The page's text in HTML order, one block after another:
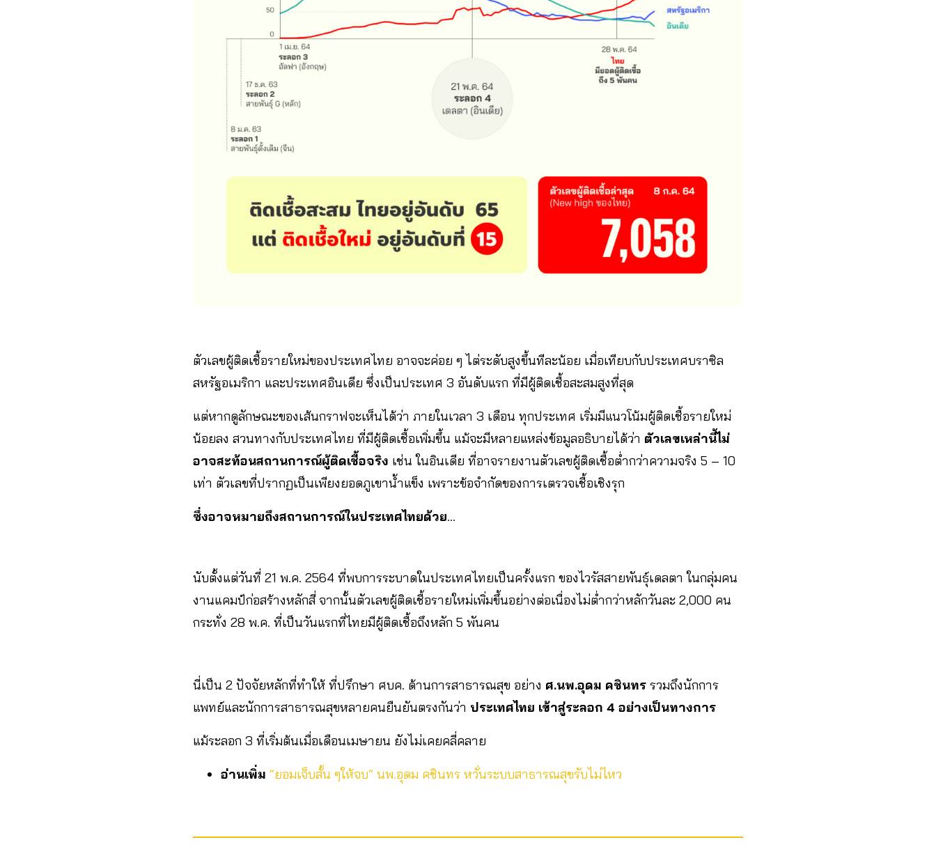
ตัวเลขผู้ติดเชื้อรายใหม่ของประเทศไทย อาจจะค่อย ๆ ไต่ระดับสูงขึ้นทีละน้อย เมื่อเทียบกับประเทศบราซิล
สหรัฐอเมริกา และประเทศอินเดีย ซึ่งเป็นประเทศ 3 อันดับแรก ที่มีผู้ติดเชื้อสะสมสูงที่สุด
แต่หากดูลักษณะของเส้นกราฟจะเห็นได้ว่า ภายในเวลา 3 เดือน ทุกประเทศ เริ่มมีแนวโน้มผู้ติดเชื้อรายใหม่
น้อยลง สวนทางกับประเทศไทย ที่มีผู้ติดเชื้อเพิ่มขึ้น แม้จะมีหลายแหล่งข้อมูลอธิบายได้ว่า ตัวเลขเหล่านี้ไม่
อาจสะท้อนสถานการณ์ผู้ติดเชื้อจริง เช่น ในอินเดีย ที่อาจรายงานตัวเลขผู้ติดเชื้อต่ำกว่าความจริง 5 – 10
เท่า ตัวเลขที่ปรากฏเป็นเพียงยอดภูเขาน้ำแข็ง เพราะข้อจำกัดของการเตรวจเชื้อเชิงรุก
ซึ่งอาจหมายถึงสถานการณ์ในประเทศไทยด้วย…
นับตั้งแต่วันที่ 21 พ.ค. 2564 ที่พบการระบาดในประเทศไทยเป็นครั้งแรก ของไวรัสสายพันธุ์เดลตา ในกลุ่มคน
งานแคมป์ก่อสร้างหลักสี่ จากนั้นตัวเลขผู้ติดเชื้อรายใหม่เพิ่มขึ้นอย่างต่อเนื่องไม่ต่ำกว่าหลักวันละ 2,000 คน
กระทั่ง 28 พ.ค. ที่เป็นวันแรกที่ไทยมีผู้ติดเชื้อถึงหลัก 5 พันคน
นี่เป็น 2 ปัจจัยหลักที่ทำให้ ที่ปรึกษา ศบค. ด้านการสาธารณสุข อย่าง ศ.นพ.อุดม คชินทร รวมถึงนักการ
แพทย์และนักการสาธารณสุขหลายคนยืนยันตรงกันว่า ประเทศไทย เข้าสู่ระลอก 4 อย่างเป็นทางการ
แม้ระลอก 3 ที่เริ่มต้นเมื่อเดือนเมษายน ยังไม่เคยคลี่คลาย
อ่านเพิ่ม “ยอมเจ็บสั้น ๆให้จบ” นพ.อุดม คชินทร หวั่นระบบสาธารณสุขรับไม่ไหว